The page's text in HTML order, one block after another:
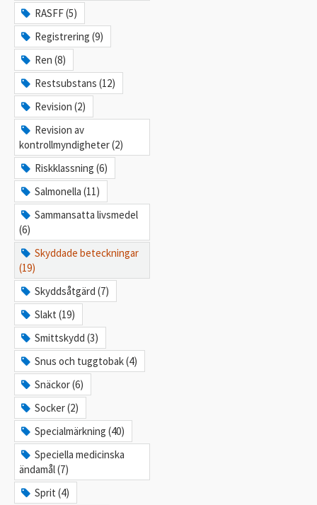
RASFF (5)
Registrering (9)
Ren (8)
Restsubstans (12)
Revision (2)
Revision av
kontrollmyndigheter (2)
Riskklassning (6)
Salmonella (11)
Sammansatta livsmedel
(6)
Skyddade beteckningar
(19)
Skyddsåtgärd (7)
Slakt (19)
Smittskydd (3)
Snus och tuggtobak (4)
Snäckor (6)
Socker (2)
Specialmärkning (40)
Speciella medicinska
ändamål (7)
Sprit (4)